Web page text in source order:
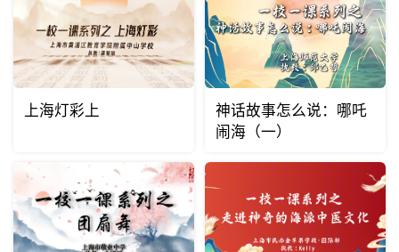
上海灯彩上
神话故事怎么说：哪吒
闹海（一）